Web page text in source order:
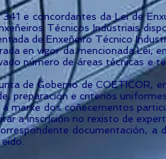
e concordantes da Lei de
Técnicos Industriais
de Enxeñeiro Técnico
en vigor da mencionada Lei,
número de áreas técnicas e
de Goberno de COETICOR,
preparación e criterios
á marxe dos coñecementos
a inscrición no rexisto de
documentación, a